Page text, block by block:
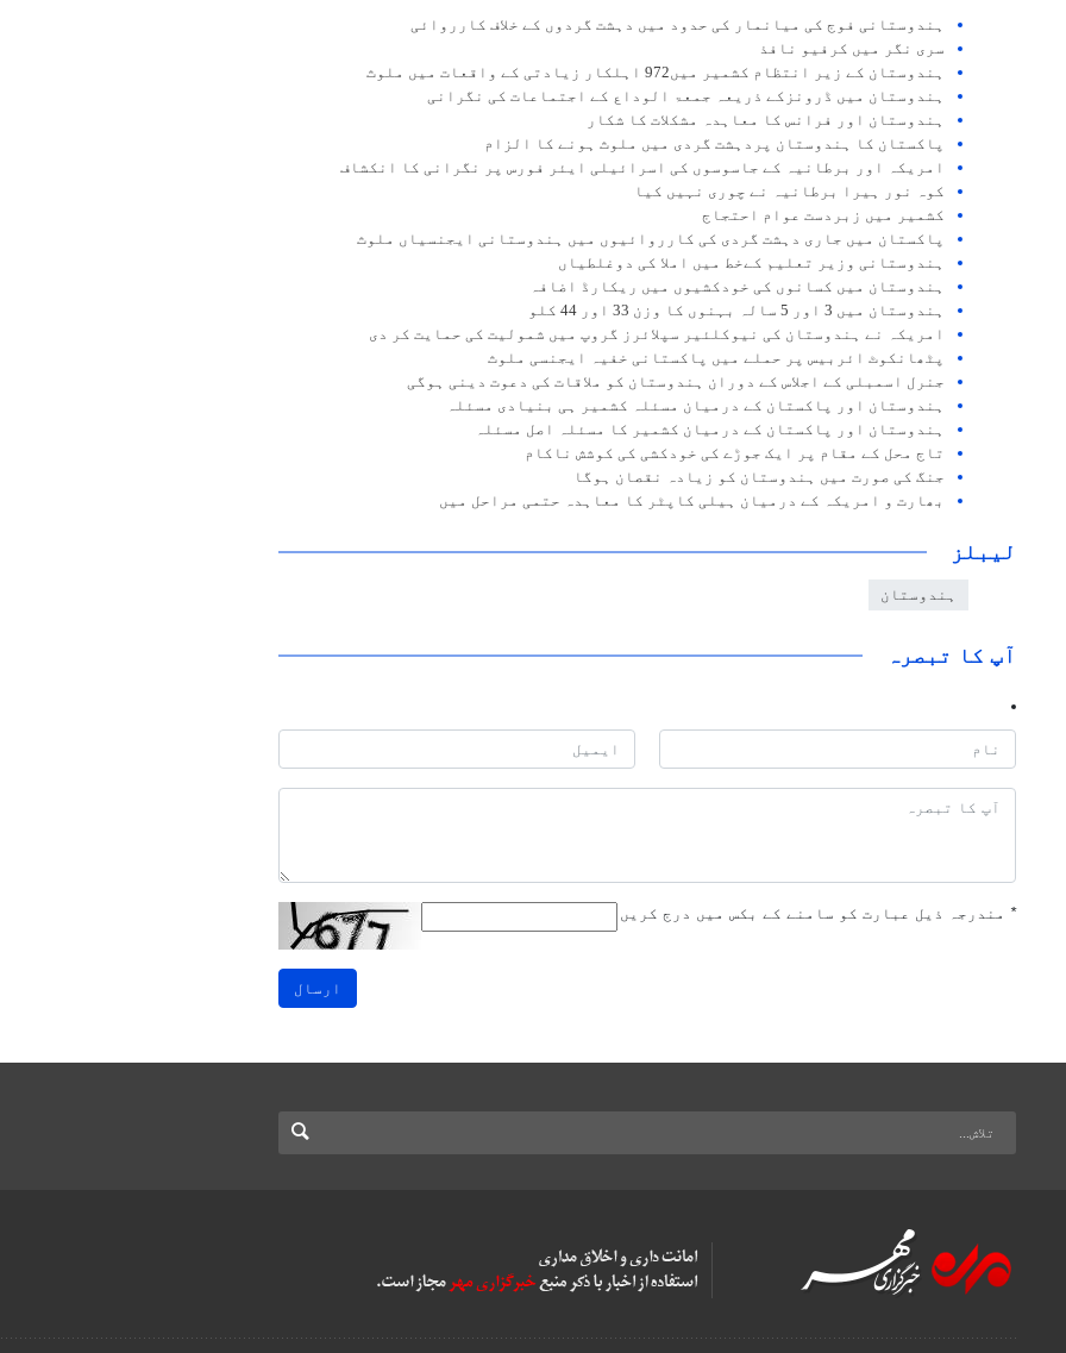
ہندوستانی فوج کی میانمار کی حدود میں دہشت گردوں کے خلاف کارروائی
سری نگر میں کرفیو نافذ
ہندوستان کے زیر انتظام کشمیر میں972 اہلکار زیادتی کے واقعات میں ملوث
ہندوستان میں ڈرونزکے ذریعہ جمعۃ الوداع کے اجتماعات کی نگرانی
ہندوستان اور فرانس کا معاہدہ مشکلات کا شکار
پاکستان کا ہندوستان پردہشت گردی میں ملوث ہونے کا الزام
امریکہ اور برطانیہ کے جاسوسوں کی اسرائیلی ایئر فورس پر نگرانی کا انکشاف
کوہ نور ہیرا برطانیہ نے چوری نہیں کیا
کشمیر میں زبردست عوام احتجاج
پاکستان میں جاری دہشت گردی کی کارروائیوں میں ہندوستانی ایجنسیاں ملوث
ہندوستانی وزیر تعلیم کےخط میں املا کی دوغلطیاں
ہندوستان میں کسانوں کی خودکشیوں میں ریکارڈ اضافہ
ہندوستان میں 3 اور 5 سالہ بہنوں کا وزن 33 اور 44 کلو
امریکہ نے ہندوستان کی نیوکلئیر سپلائرز گروپ میں شمولیت کی حمایت کر دی
پٹھانکوٹ ائربیس پر حملے میں پاکستانی خفیہ ایجنسی ملوث
جنرل اسمبلی کے اجلاس کے دوران ہندوستان کو ملاقات کی دعوت دینی ہوگی
ہندوستان اور پاکستان کے درمیان مسئلہ کشمیر ہی بنیادی مسئلہ
ہندوستان اور پاکستان کے درمیان کشمیر کا مسئلہ اصل مسئلہ
تاج محل کے مقام پر ایک جوڑے کی خودکشی کی کوشش ناکام
جنگ کی صورت میں ہندوستان کو زیادہ نقصان ہوگا
بھارت و امریکہ کے درمیان ہیلی کاپٹر کا معاہدہ حتمی مراحل میں
لیبلز
ہندوستان
آپ کا تبصرہ
* مندرجہ ذیل عبارت کو سامنے کے بکس میں درج کریں
ارسال